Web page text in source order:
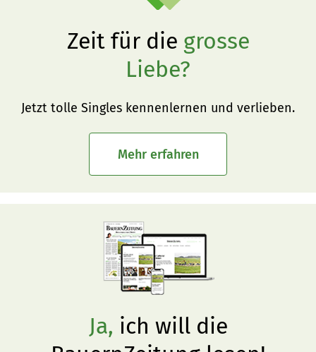
Zeit für die grosse
Liebe?
Jetzt tolle Singles kennenlernen und verlieben.
Mehr erfahren
Ja, ich will die